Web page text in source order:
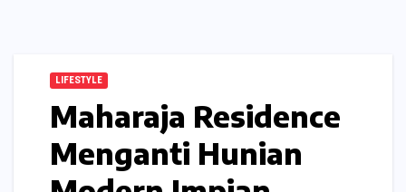
LIFESTYLE
Maharaja Residence
Menganti Hunian